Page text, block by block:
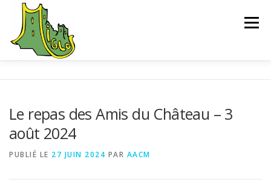
contenu
Menu
L’ASSOCIATION
Le repas des Amis du Château – 3
août 2024
PUBLIÉ LE 27 JUIN 2024 PAR AACM